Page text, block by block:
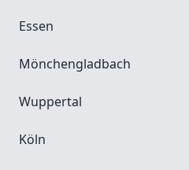
Essen
Mönchengladbach
Wuppertal
Köln